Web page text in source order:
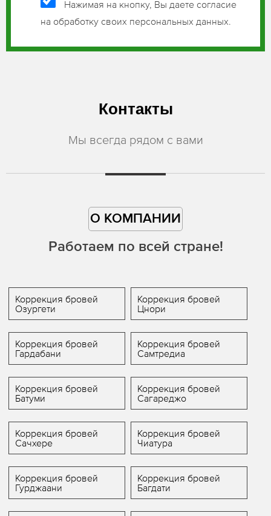
Нажимая на кнопку, Вы даете согласие
на обработку своих персональных данных.
Контакты
Мы всегда рядом с вами
О КОМПАНИИ
Работаем по всей стране!
Коррекция бровей
Озургети
Коррекция бровей
Цнори
Коррекция бровей
Гардабани
Коррекция бровей
Самтредиа
Коррекция бровей
Батуми
Коррекция бровей
Сагареджо
Коррекция бровей
Сачхере
Коррекция бровей
Чиатура
Коррекция бровей
Гурджаани
Коррекция бровей
Багдати